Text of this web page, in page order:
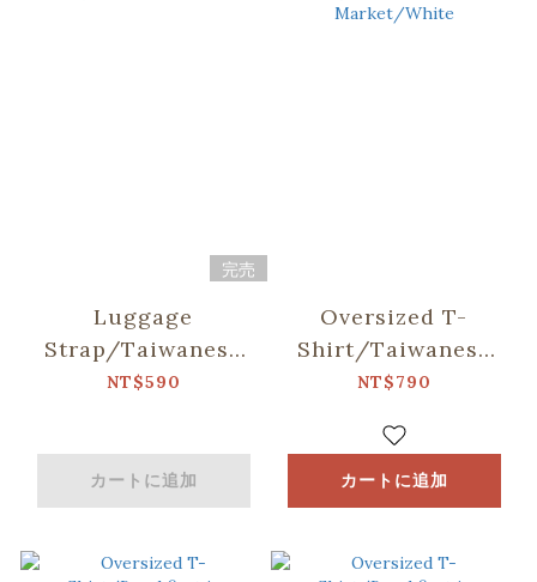
完売
Luggage
Strap/Taiwanese
Food/Deep Turkish
NT$590
カートに追加
Oversized T-
Shirt/Taiwanese
Night
NT$790
カートに追加